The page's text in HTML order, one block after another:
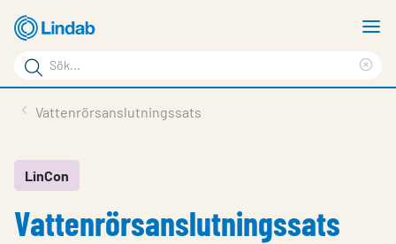
Hoppa
till
huvudinnehållet
Sökord
Sök
på
Service & Support
Hållbarhet
Vattenrörsanslutningssats
LinCon
Vattenrörsanslutningssats